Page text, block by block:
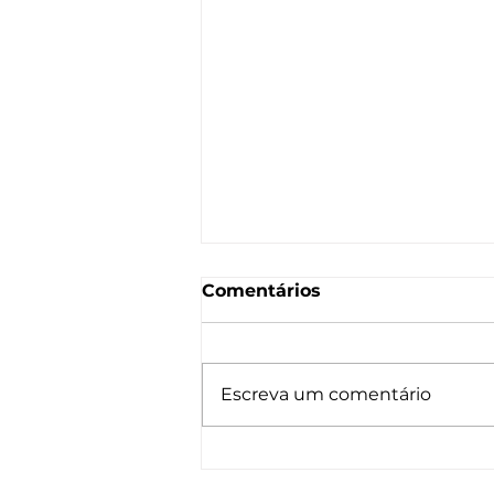
Arandela Castan
Comentários
Escreva um comentário